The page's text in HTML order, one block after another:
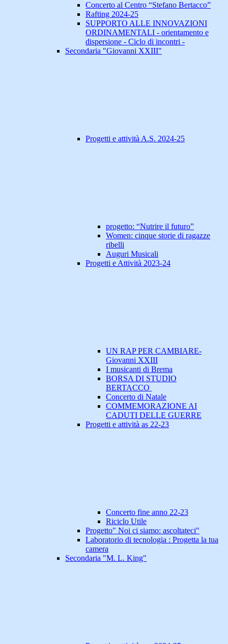
Concerto al Centro “Stefano Bertacco”
Rafting 2024-25
SUPPORTO ALLE INNOVAZIONI
ORDINAMENTALI - orientamento e
dispersione - Ciclo di incontri -
Secondaria "Giovanni XXIII"
Progetti e attività A.S. 2024-25
progetto: “Nutrire il futuro”
Women: cinque storie di ragazze
ribelli
Auguri Musicali
Progetti e Attività 2023-24
UN RAP PER CAMBIARE-
Giovanni XXIII
I musicanti di Brema
BORSA DI STUDIO
BERTACCO
Concerto di Natale
COMMEMORAZIONE AI
CADUTI DELLE GUERRE
Progetti e attività as 22-23
Concerto fine anno 22-23
Riciclo Utile
Progetto" Noi ci siamo: ascoltateci"
Laboratorio di tecnologia : Progetta la tua
camera
Secondaria "M. L. King"